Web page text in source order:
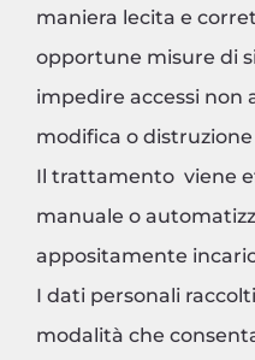
maniera lecita e
opportune misure di
impedire accessi non
modifica o
Il trattamento viene
manuale o
appositamente
I dati personali
modalità che